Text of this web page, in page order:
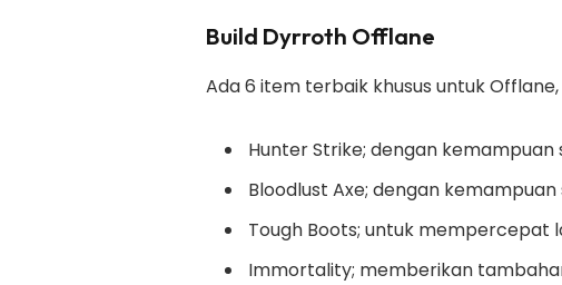
Build Dyrroth Offlane
Ada 6 item terbaik khusus untuk Offlane,
Hunter Strike; dengan kemampuan
Bloodlust Axe; dengan
Tough Boots; untuk mempercepat
Immortality; memberikan